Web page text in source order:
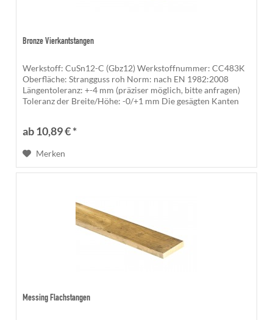
Bronze Vierkantstangen
Werkstoff: CuSn12-C (Gbz12) Werkstoffnummer: CC483K
Oberfläche: Strangguss roh Norm: nach EN 1982:2008
Längentoleranz: +-4 mm (präziser möglich, bitte anfragen)
Toleranz der Breite/Höhe: -0/+1 mm Die gesägten Kanten
ab 10,89 € *
Merken
Messing Flachstangen